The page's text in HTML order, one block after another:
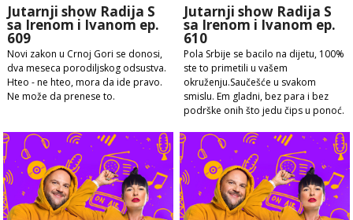
Jutarnji show Radija S
sa Irenom i Ivanom ep.
609
Novi zakon u Crnoj Gori se donosi,
dva meseca porodiljskog odsustva.
Hteo - ne hteo, mora da ide pravo.
Ne može da prenese to.
Jutarnji show Radija S
sa Irenom i Ivanom ep.
610
Pola Srbije se bacilo na dijetu, 100%
ste to primetili u vašem
okruženju.Saučešće u svakom
smislu. Em gladni, bez para i bez
podrške onih što jedu čips u ponoć.